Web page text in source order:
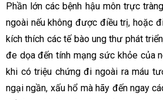
Phần lớn các bệnh hậu môn trực
ngoài nếu không được điều trị, hoặc
kích thích các tế bào ung thư phát
đe dọa đến tính mạng sức khỏe của
khi có triệu chứng đi ngoài ra máu
ngại ngần, xấu hổ mà hãy đến ngay